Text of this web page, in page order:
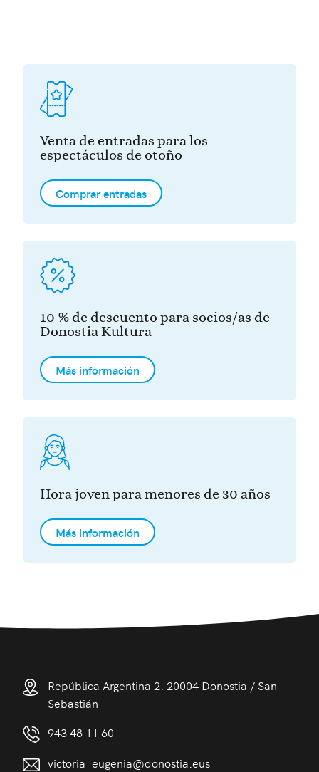
Venta de entradas para los
espectáculos de otoño
Comprar entradas
10 % de descuento para socios/as de
Donostia Kultura
Más información
Hora joven para menores de 30 años
Más información
República Argentina 2. 20004 Donostia / San
Sebastián
943 48 11 60
victoria_eugenia@donostia.eus